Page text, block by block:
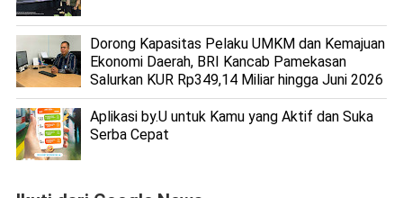
Dorong Kapasitas Pelaku UMKM dan Kemajuan
Ekonomi Daerah, BRI Kancab Pamekasan
Salurkan KUR Rp349,14 Miliar hingga Juni 2026
Aplikasi by.U untuk Kamu yang Aktif dan Suka
Serba Cepat